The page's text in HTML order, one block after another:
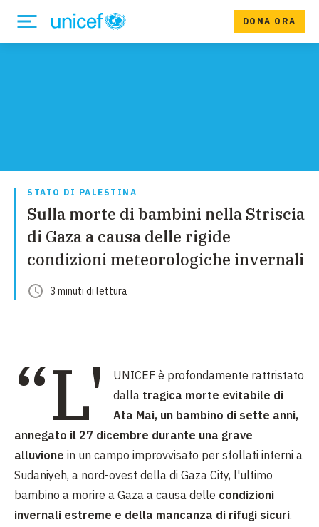
DONA ORA
STATO DI PALESTINA
Sulla morte di bambini nella Striscia
di Gaza a causa delle rigide
condizioni meteorologiche invernali
3 minuti di lettura
“L'
UNICEF è profondamente rattristato
dalla tragica morte evitabile di
Ata Mai, un bambino di sette anni,
annegato il 27 dicembre durante una grave
alluvione in un campo improvvisato per sfollati interni a
Sudaniyeh, a nord-ovest della di Gaza City, l'ultimo
bambino a morire a Gaza a causa delle condizioni
invernali estreme e della mancanza di rifugi sicuri.